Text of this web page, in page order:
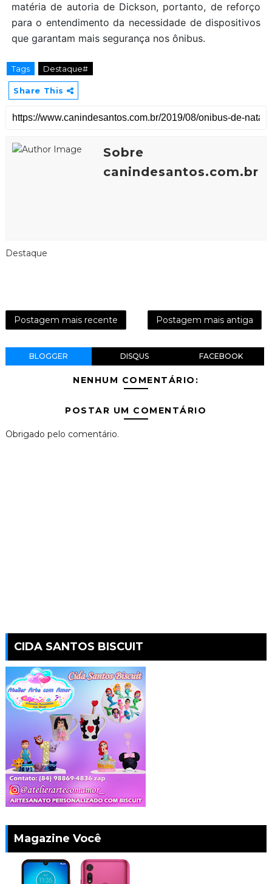
matéria de autoria de Dickson, portanto, de reforço
para o entendimento da necessidade de dispositivos
que garantam mais segurança nos ônibus.
Tags Destaque#
Share This
Sobre
canindesantos.com.br
Destaque
Postagem mais recente Postagem mais antiga
BLOGGER DISQUS FACEBOOK
NENHUM COMENTÁRIO:
POSTAR UM COMENTÁRIO
Obrigado pelo comentário.
CIDA SANTOS BISCUIT
Magazine Você